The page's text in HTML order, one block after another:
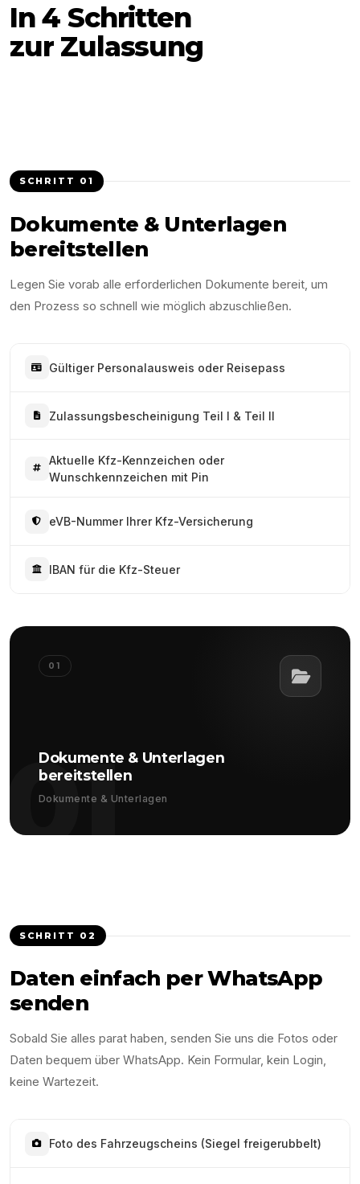
In 4 Schritten
zur Zulassung
SCHRITT 01
Dokumente & Unterlagen
bereitstellen
Legen Sie vorab alle erforderlichen Dokumente bereit, um
den Prozess so schnell wie möglich abzuschließen.
Gültiger Personalausweis oder Reisepass
Zulassungsbescheinigung Teil I & Teil II
Aktuelle Kfz-Kennzeichen oder
Wunschkennzeichen mit Pin
eVB-Nummer Ihrer Kfz-Versicherung
IBAN für die Kfz-Steuer
01
01
Dokumente & Unterlagen
bereitstellen
Dokumente & Unterlagen
SCHRITT 02
Daten einfach per WhatsApp
senden
Sobald Sie alles parat haben, senden Sie uns die Fotos oder
Daten bequem über WhatsApp. Kein Formular, kein Login,
keine Wartezeit.
Foto des Fahrzeugscheins (Siegel freigerubbelt)